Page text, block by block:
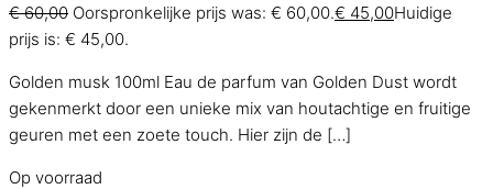
€60,00 Oorspronkelijke prijs was: € 60,00.€ 45,00Huidige
prijs is: € 45,00.
Golden musk 100ml Eau de parfum van Golden Dust wordt
gekenmerkt door een unieke mix van houtachtige en fruitige
geuren met een zoete touch. Hier zijn de […]
Op voorraad